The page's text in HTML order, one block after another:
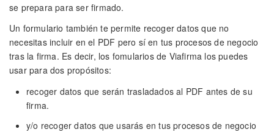
se prepara para ser firmado.
Un formulario también te permite recoger datos que no
necesitas incluir en el PDF pero sí en tus procesos de negocio
tras la firma. Es decir, los fomularios de Viafirma los puedes
usar para dos propósitos:
recoger datos que serán trasladados al PDF antes de su
firma.
y/o recoger datos que usarás en tus procesos de negocio